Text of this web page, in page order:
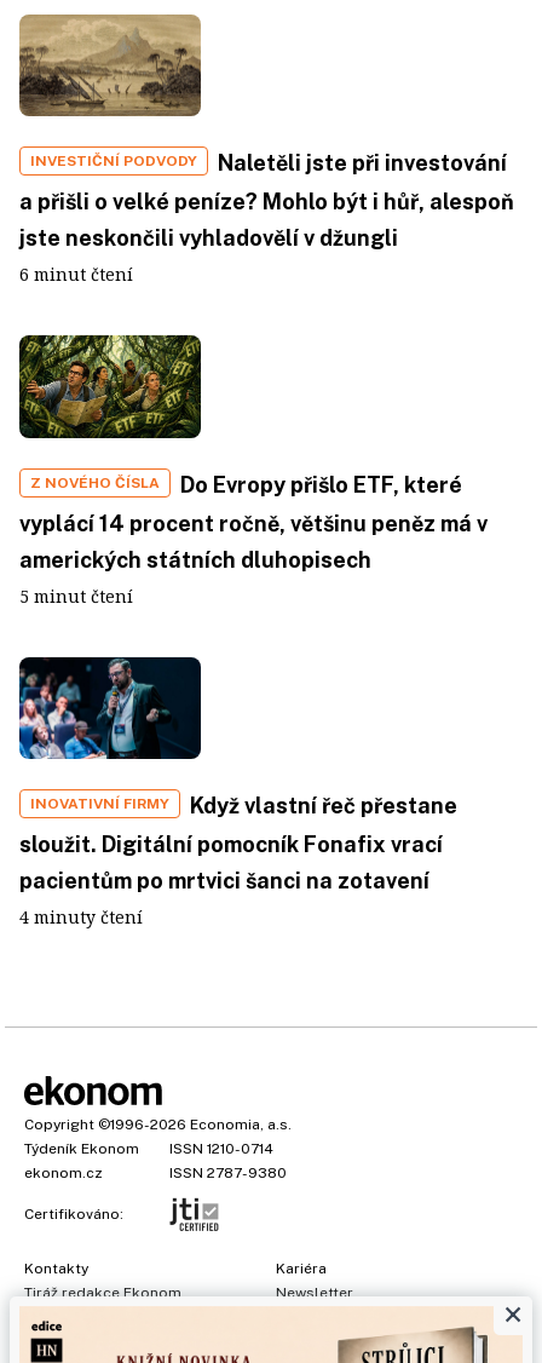
INVESTIČNÍ PODVODY
Naletěli jste při investování
a přišli o velké peníze? Mohlo být i hůř, alespoň
jste neskončili vyhladovělí v džungli
6 minut čtení
Z NOVÉHO ČÍSLA
Do Evropy přišlo ETF, které
vyplácí 14 procent ročně, většinu peněz má v
amerických státních dluhopisech
5 minut čtení
INOVATIVNÍ FIRMY
Když vlastní řeč přestane
sloužit. Digitální pomocník Fonafix vrací
pacientům po mrtvici šanci na zotavení
4 minuty čtení
Copyright ©1996-2026 Economia, a.s.
Týdeník Ekonom
ISSN 1210-0714
ekonom.cz
ISSN 2787-9380
Certifikováno:
Kontakty
Tiráž redakce Ekonom
Předplatné
Kariéra
Newsletter
Prohlášení o cookies
×